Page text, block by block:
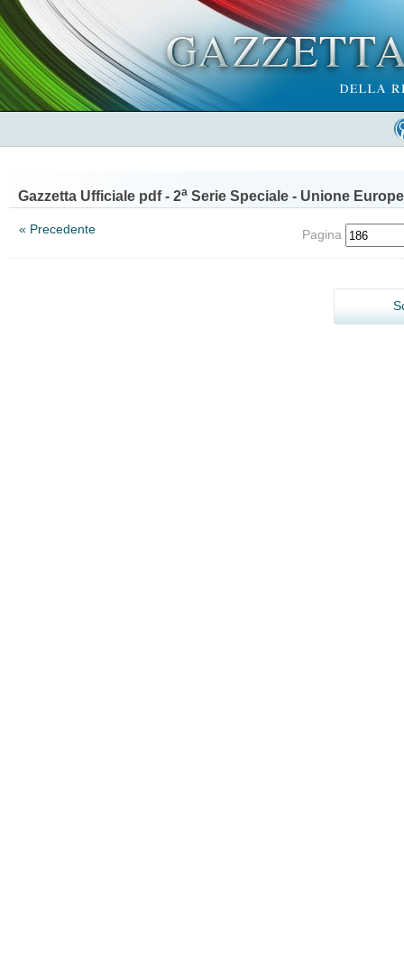
Gazzetta Ufficiale pdf - 2a Serie Speciale - Unione
« Precedente Pagina